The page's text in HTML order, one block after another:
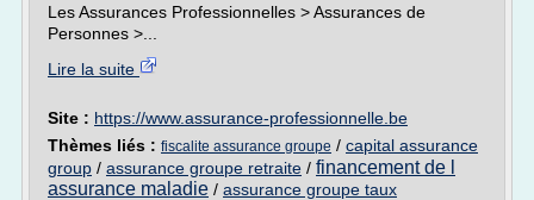
Les Assurances Professionnelles > Assurances de
Personnes >...
Lire la suite
Site : https://www.assurance-professionnelle.be
Thèmes liés : fiscalite assurance groupe / capital assurance
group / assurance groupe retraite / financement de l
assurance maladie / assurance groupe taux